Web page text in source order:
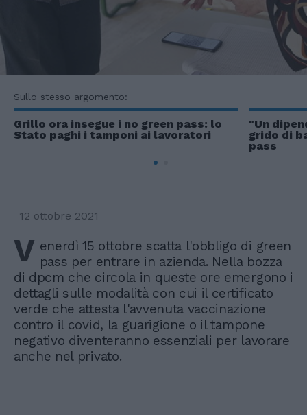
Sullo stesso argomento:
Grillo ora insegue i no green pass: lo
Stato paghi i tamponi ai lavoratori
"Un
grido di
pass
12 ottobre 2021
V enerdì 15 ottobre scatta l'obbligo di green
pass per entrare in azienda. Nella bozza
di dpcm che circola in queste ore emergono i
dettagli sulle modalità con cui il certificato
verde che attesta l'avvenuta vaccinazione
contro il covid, la guarigione o il tampone
negativo diventeranno essenziali per lavorare
anche nel privato.